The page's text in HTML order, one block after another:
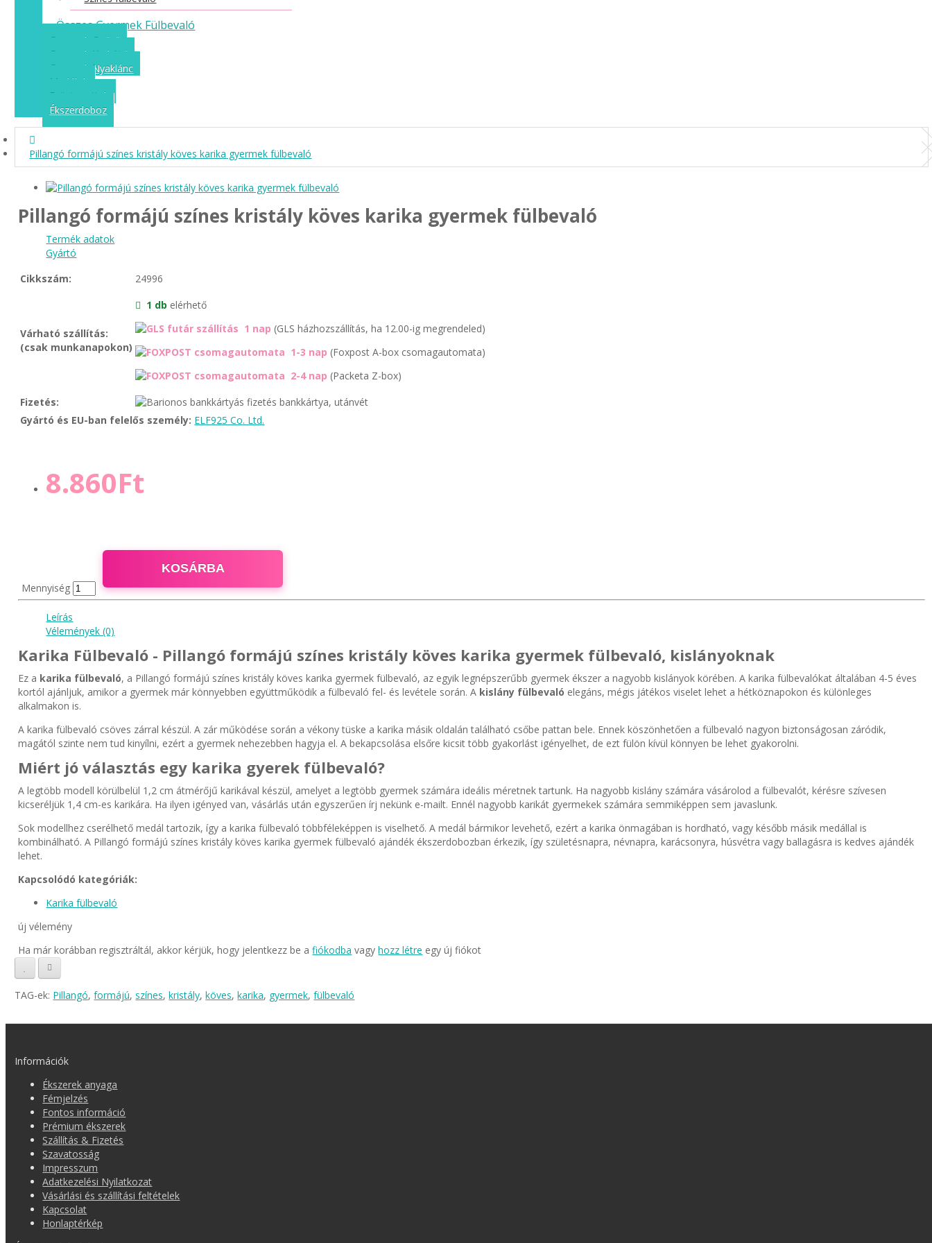
Összes Gyermek Fülbevaló
Gyermek Gyűrű
Gyermek Karkötő
Gyermek Nyaklánc
Medálok
Ezüst szettek
Ékszerdoboz
Pillangó formájú színes kristály köves karika gyermek fülbevaló
Pillangó formájú színes kristály köves karika gyermek fülbevaló
Termék adatok
Gyártó
Cikkszám:
24996
Várható szállítás:
(csak munkanapokon)
1 db elérhető
1 nap (GLS házhozszállítás, ha 12.00-ig megrendeled)
1-3 nap (Foxpost A-box csomagautomata)
2-4 nap (Packeta Z-box)
Fizetés:
bankkártya, utánvét
Gyártó és EU-ban felelős személy: ELF925 Co. Ltd.
8.860Ft
Mennyiség
KOSÁRBA
Leírás
Vélemények (0)
Karika Fülbevaló - Pillangó formájú színes kristály köves karika gyermek fülbevaló, kislányoknak
Ez a karika fülbevaló, a Pillangó formájú színes kristály köves karika gyermek fülbevaló, az egyik legnépszerűbb gyermek ékszer a nagyobb kislányok körében. A karika fülbevalókat általában 4-5 éves
kortól ajánljuk, amikor a gyermek már könnyebben együttműködik a fülbevaló fel- és levétele során. A kislány fülbevaló elegáns, mégis játékos viselet lehet a hétköznapokon és különleges
alkalmakon is.
A karika fülbevaló csöves zárral készül. A zár működése során a vékony tüske a karika másik oldalán található csőbe pattan bele. Ennek köszönhetően a fülbevaló nagyon biztonságosan záródik,
magától szinte nem tud kinyílni, ezért a gyermek nehezebben hagyja el. A bekapcsolása elsőre kicsit több gyakorlást igényelhet, de ezt fülön kívül könnyen be lehet gyakorolni.
Miért jó választás egy karika gyerek fülbevaló?
A legtöbb modell körülbelül 1,2 cm átmérőjű karikával készül, amelyet a legtöbb gyermek számára ideális méretnek tartunk. Ha nagyobb kislány számára vásárolod a fülbevalót, kérésre szívesen
kicseréljük 1,4 cm-es karikára. Ha ilyen igényed van, vásárlás után egyszerűen írj nekünk e-mailt. Ennél nagyobb karikát gyermekek számára semmiképpen sem javaslunk.
Sok modellhez cserélhető medál tartozik, így a karika fülbevaló többféleképpen is viselhető. A medál bármikor levehető, ezért a karika önmagában is hordható, vagy később másik medállal is
kombinálható. A Pillangó formájú színes kristály köves karika gyermek fülbevaló ajándék ékszerdobozban érkezik, így születésnapra, névnapra, karácsonyra, húsvétra vagy ballagásra is kedves ajándék
lehet.
Kapcsolódó kategóriák:
Karika fülbevaló
új vélemény
Ha már korábban regisztráltál, akkor kérjük, hogy jelentkezz be afiókodba vagyhozz létre egy új fiókot
TAG-ek: Pillangó,formájú,színes,kristály,köves,karika, gyermek,fülbevaló
Információk
Ékszerek anyaga
Fémjelzés
Fontos információ
Prémium ékszerek
Szállítás & Fizetés
Szavatosság
Impresszum
Adatkezelési Nyilatkozat
Vásárlási és szállítási feltételek
Kapcsolat
Honlaptérkép